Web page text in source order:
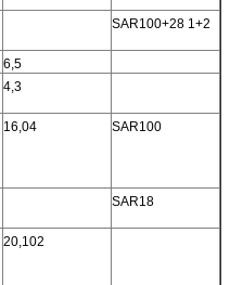
SAR100+28 1+2
6,5
4,3
16,04 SAR100
SAR18
20,102